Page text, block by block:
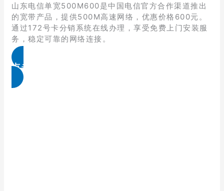
山东电信单宽500M600是中国电信官方合作渠道推出
的宽带产品，提供500M高速网络，优惠价格600元。
通过172号卡分销系统在线办理，享受免费上门安装服
务，稳定可靠的网络连接。
点击免费领取